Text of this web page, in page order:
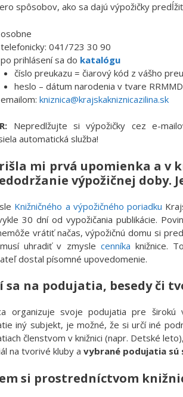
spôsobov, ako sa dajú výpožičky
osobne
telefonicky: 041/723 30 90
po prihlásení sa do katalógu
číslo preukazu = čiarový kód z vášho
heslo – dátum narodenia v tvare
emailom:kniznica@krajskakniznicazilina.sk
Nepredlžujte si výpožičky cez e-
automatická služba!
mi prvá upomienka a v
výpožičnej doby.
Knižničného a výpožičného poriadku
30 dní od vypožičania publikácie.
vrátiť načas, výpožičnú domu si
uhradiť v zmysle cenníka knižnice.
dostal písomné upovedomenie.
sa na podujatia, besedy či
organizuje svoje podujatia pre širokú
iný subjekt, je možné, že si určí iné
členstvom v knižnici (napr. Detské
na tvorivé kluby avybrané podujatia sú
si prostredníctvom